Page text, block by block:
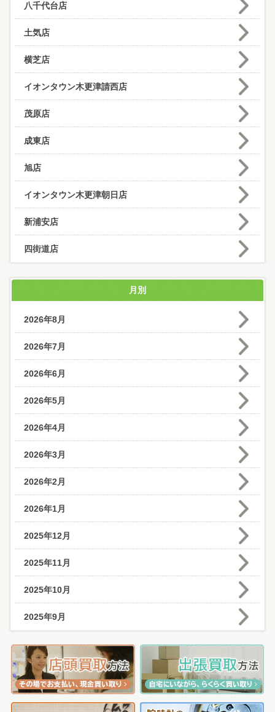
八千代台店
土気店
横芝店
イオンタウン木更津請西店
茂原店
成東店
旭店
イオンタウン木更津朝日店
新浦安店
四街道店
月別
2026年8月
2026年7月
2026年6月
2026年5月
2026年4月
2026年3月
2026年2月
2026年1月
2025年12月
2025年11月
2025年10月
2025年9月